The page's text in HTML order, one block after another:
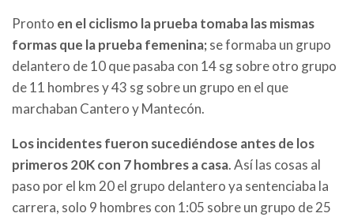
Pronto en el ciclismo la prueba tomaba las mismas
formas que la prueba femenina; se formaba un grupo
delantero de 10 que pasaba con 14 sg sobre otro grupo
de 11 hombres y 43 sg sobre un grupo en el que
marchaban Cantero y Mantecón.
Los incidentes fueron sucediéndose antes de los
primeros 20K con 7 hombres a casa. Así las cosas al
paso por el km 20 el grupo delantero ya sentenciaba la
carrera, solo 9 hombres con 1:05 sobre un grupo de 25